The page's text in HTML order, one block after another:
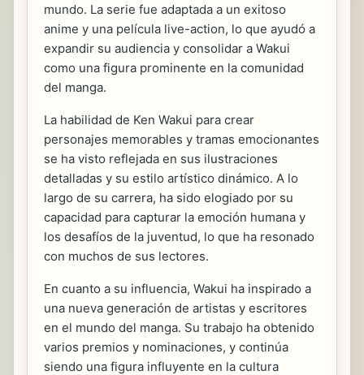
mundo. La serie fue adaptada a un exitoso
anime y una película live-action, lo que ayudó a
expandir su audiencia y consolidar a Wakui
como una figura prominente en la comunidad
del manga.
La habilidad de Ken Wakui para crear
personajes memorables y tramas emocionantes
se ha visto reflejada en sus ilustraciones
detalladas y su estilo artístico dinámico. A lo
largo de su carrera, ha sido elogiado por su
capacidad para capturar la emoción humana y
los desafíos de la juventud, lo que ha resonado
con muchos de sus lectores.
En cuanto a su influencia, Wakui ha inspirado a
una nueva generación de artistas y escritores
en el mundo del manga. Su trabajo ha obtenido
varios premios y nominaciones, y continúa
siendo una figura influyente en la cultura